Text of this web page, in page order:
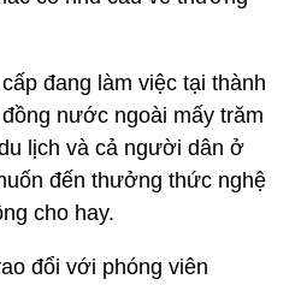
đang làm việc tại thành
nước ngoài mấy trăm
lịch và cả người dân ở
đến thưởng thức nghệ
cho hay.
đổi với phóng viên